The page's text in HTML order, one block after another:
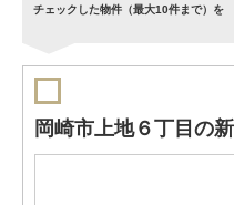
チェックした物件（最大10件まで）を
岡崎市上地６丁目の